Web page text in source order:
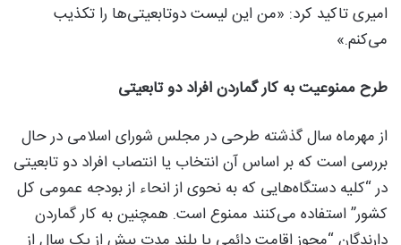
امیری تاکید کرد: «من این لیست دوتابعیتی‌ها را تکذیب
می‌کنم.»
طرح ممنوعیت به کار گماردن افراد دو تابعیتی
از مهرماه سال گذشته طرحی در مجلس شورای اسلامی در حال
بررسی است که بر اساس آن انتخاب یا انتصاب افراد دو تابعیتی
در “کلیه دستگاه‌هایی که به نحوی از انحاء از بودجه عمومی کل
کشور” استفاده می‌کنند ممنوع است. همچنین به کار گماردن